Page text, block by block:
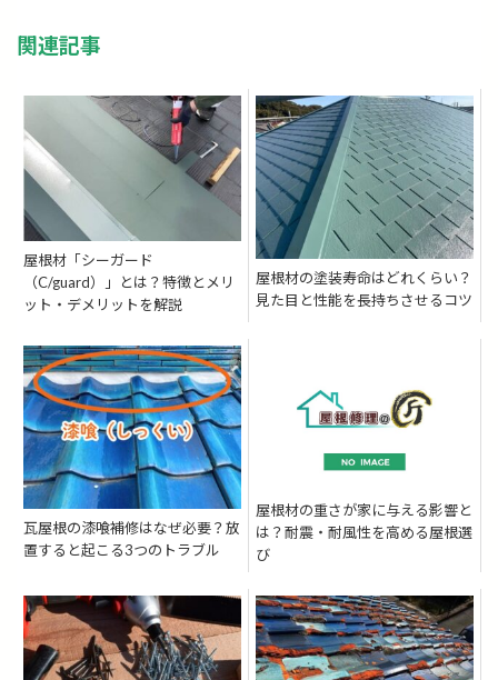
関連記事
屋根材「シーガード
（C/guard）」とは？特徴とメリ
ット・デメリットを解説
屋根材の塗装寿命はどれくらい？
見た目と性能を長持ちさせるコツ
瓦屋根の漆喰補修はなぜ必要？放
置すると起こる3つのトラブル
屋根材の重さが家に与える影響と
は？耐震・耐風性を高める屋根選
び